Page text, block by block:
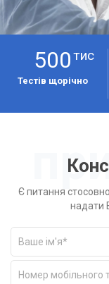
500тис
Тестів щорічно
Є питання
надати